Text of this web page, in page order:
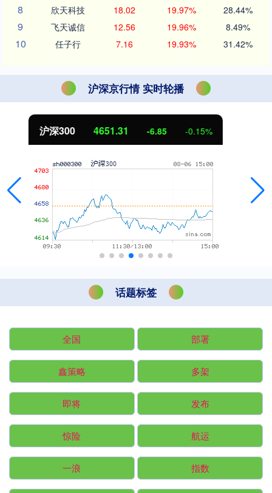
8 欣天科技 18.02 19.97% 28.44%
9 飞天诚信 12.56 19.96% 8.49%
10 任子行 7.16 19.93% 31.42%
沪深京行情 实时轮播
北证50 1122.88 3.42 0.30%
话题标签
全国 部署
鑫策略 多架
即将 发布
惊险 航运
一浪 指数